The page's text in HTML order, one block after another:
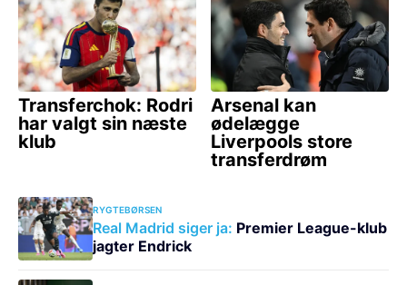
RYGTEBØRSEN
Real Madrid siger ja: Premier League-klub
jagter Endrick